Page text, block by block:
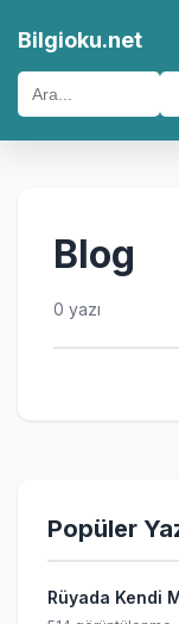
Bilgioku.net
Blog
0 yazı
Popüler
Rüyada Kendi